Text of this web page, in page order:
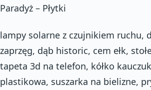
Paradyż – Płytki
lampy solarne z czujnikiem ruchu,
zaprzęg, dąb historic, cem ełk,
tapeta 3d na telefon, kółko
plastikowa, suszarka na bielizne,